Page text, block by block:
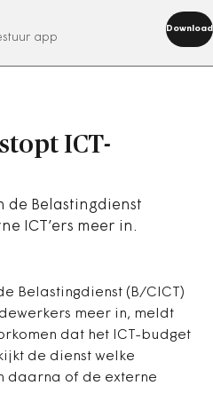
app
Download
nu
ICT-
de Belastingdienst
ICT’ers meer in.
Belastingdienst (B/CICT)
meer in, meldt
dat het ICT-budget
de dienst welke
daarna of de externe